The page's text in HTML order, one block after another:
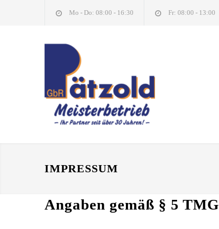
Mo - Do: 08:00 - 16:30 Fr: 08:00 - 13:00
IMPRESSUM
Angaben gemäß § 5 TMG